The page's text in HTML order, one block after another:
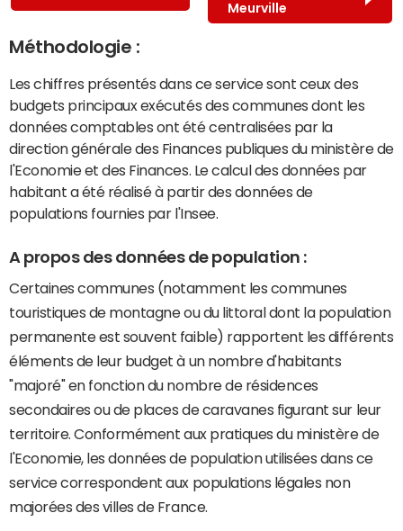
Meurville
Méthodologie :
Les chiffres présentés dans ce service sont ceux des
budgets principaux exécutés des communes dont les
données comptables ont été centralisées par la
direction générale des Finances publiques du ministère de
l'Economie et des Finances. Le calcul des données par
habitant a été réalisé à partir des données de
populations fournies par l'Insee.
A propos des données de population :
Certaines communes (notamment les communes
touristiques de montagne ou du littoral dont la population
permanente est souvent faible) rapportent les différents
éléments de leur budget à un nombre d'habitants
"majoré" en fonction du nombre de résidences
secondaires ou de places de caravanes figurant sur leur
territoire. Conformément aux pratiques du ministère de
l'Economie, les données de population utilisées dans ce
service correspondent aux populations légales non
majorées des villes de France.